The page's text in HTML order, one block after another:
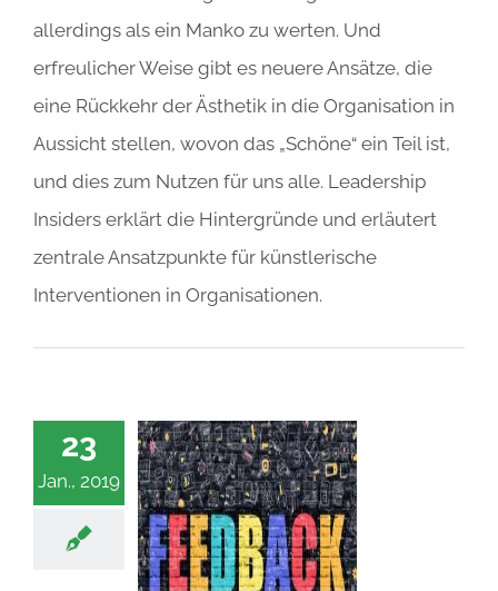
allerdings als ein Manko zu werten. Und
erfreulicher Weise gibt es neuere Ansätze, die
eine Rückkehr der Ästhetik in die Organisation in
Aussicht stellen, wovon das „Schöne“ ein Teil ist,
und dies zum Nutzen für uns alle. Leadership
Insiders erklärt die Hintergründe und erläutert
zentrale Ansatzpunkte für künstlerische
Interventionen in Organisationen.
23
Jan., 2019